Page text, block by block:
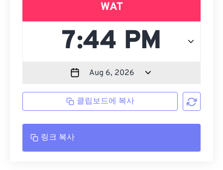
WAT
클립보드에 복사
링크 복사